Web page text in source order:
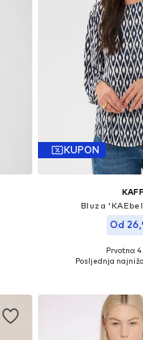
KUPON
Bluza
Od
Dostupne
Prvotno:
Posljednja